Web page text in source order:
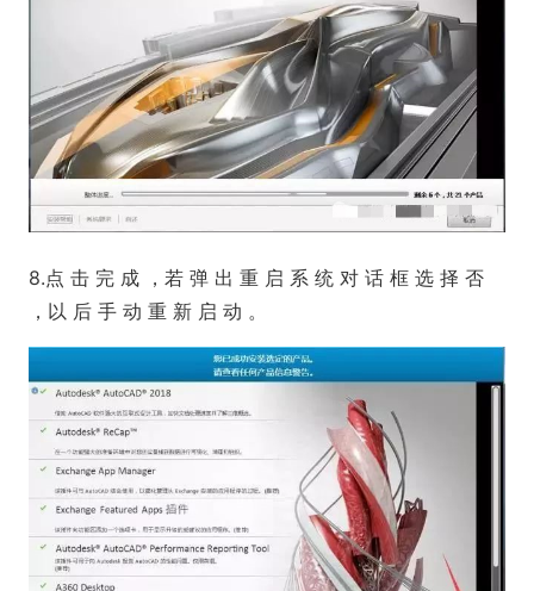
8.点 击 完 成 ，若 弹 出 重 启 系 统 对 话 框 选 择 否
，以 后 手 动 重 新 启 动 。